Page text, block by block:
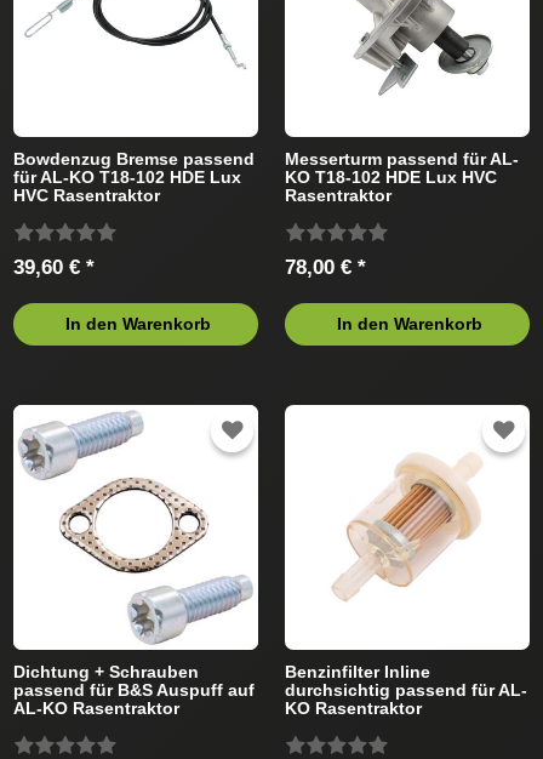
Bowdenzug Bremse passend
für AL-KO T18-102 HDE Lux
HVC Rasentraktor
39,60 € *
In den Warenkorb
Messerturm passend für AL-
KO T18-102 HDE Lux HVC
Rasentraktor
78,00 € *
In den Warenkorb
Dichtung + Schrauben
passend für B&S Auspuff auf
AL-KO Rasentraktor
Benzinfilter Inline
durchsichtig passend für AL-
KO Rasentraktor